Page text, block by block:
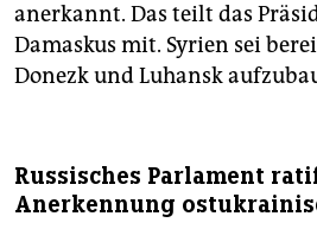
anerkannt. Das teilt das
Damaskus mit. Syrien sei
Donezk und Luhansk
Russisches Parlament
Anerkennung